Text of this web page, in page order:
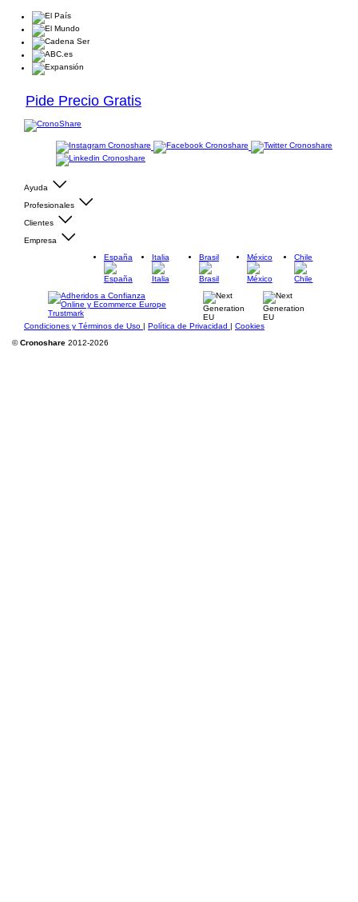
Pide Precio Gratis
Ayuda
Profesionales
Clientes
Empresa
España
Italia Brasil México Chile
Condiciones y Términos de Uso | Política de Privacidad | Cookies
©Cronoshare 2012-2026